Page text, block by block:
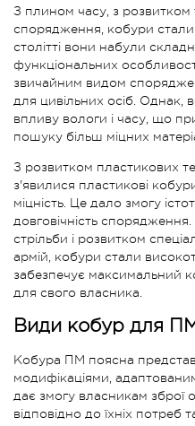
З плином часу, з розвитком
спорядження, кобури
столітті вони набули
функціональних
звичайним видом
для цивільних осіб. Однак,
впливу вологи і часу, що
пошуку більш міцних
З розвитком пластикових
з'явилися пластикові
міцність. Це дало змогу
довговічність
стрільби і розвитком
армій, кобури стали
забезпечує максимальний
для свого власника.
Види кобур для
Кобура ПМ поясна
модифікаціями,
дає змогу власникам зброї
відповідно до їхніх